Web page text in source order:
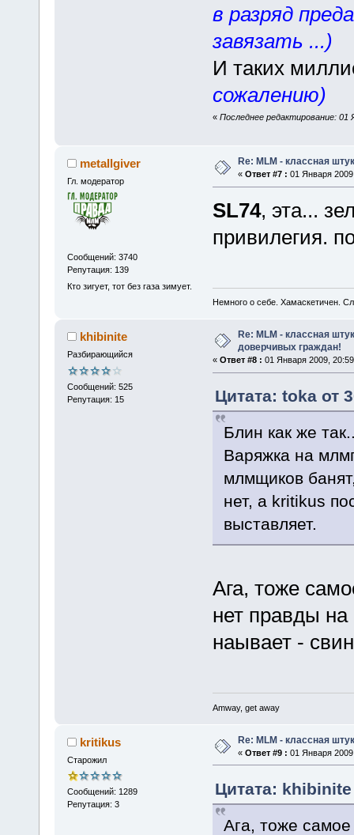
в разряд
завязать ...)
И таких
сожалению)
« Последнее редактирование: 01
metallgiver
Гл. модератор
Сообщений: 3740
Репутация: 139
Кто зигует, тот без газа зимует.
Re: MLM - классная
« Ответ #7 : 01 Января
SL74, эта...
привилегия.
Немного о себе. Хамаскетичен.
khibinite
Разбирающийся
Сообщений: 525
Репутация: 15
Re: MLM - классная
доверчивых граждан!
« Ответ #8 : 01 Января 2009,
Цитата: toka от
Блин как же
Варяжка на
млмщиков
нет, а kritikus
выставляет.
Ага, тоже
нет правды
наывает -
Amway, get away
kritikus
Старожил
Сообщений: 1289
Репутация: 3
Re: MLM - классная
« Ответ #9 : 01 Января
Цитата:
Ага, тоже самое